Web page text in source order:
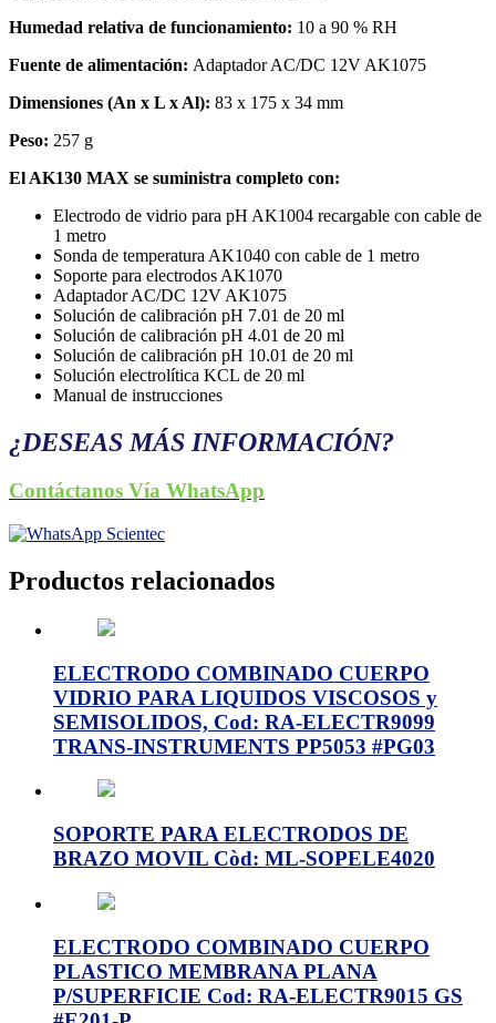
Humedad relativa de funcionamiento: 10 a 90 % RH
Fuente de alimentación: Adaptador AC/DC 12V AK1075
Dimensiones (An x L x Al): 83 x 175 x 34 mm
Peso: 257 g
El AK130 MAX se suministra completo con:
Electrodo de vidrio para pH AK1004 recargable con cable de
1 metro
Sonda de temperatura AK1040 con cable de 1 metro
Soporte para electrodos AK1070
Adaptador AC/DC 12V AK1075
Solución de calibración pH 7.01 de 20 ml
Solución de calibración pH 4.01 de 20 ml
Solución de calibración pH 10.01 de 20 ml
Solución electrolítica KCL de 20 ml
Manual de instrucciones
¿DESEAS MÁS INFORMACIÓN?
Contáctanos Vía WhatsApp
Productos relacionados
ELECTRODO COMBINADO CUERPO
VIDRIO PARA LIQUIDOS VISCOSOS y
SEMISOLIDOS, Cod: RA-ELECTR9099
TRANS-INSTRUMENTS PP5053 #PG03
SOPORTE PARA ELECTRODOS DE
BRAZO MOVIL Còd: ML-SOPELE4020
ELECTRODO COMBINADO CUERPO
PLASTICO MEMBRANA PLANA
P/SUPERFICIE Cod: RA-ELECTR9015 GS